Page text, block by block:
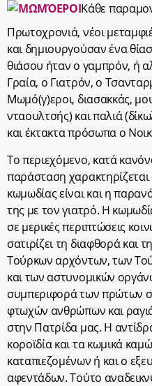
Κάθε
Πρωτοχρονιά, νέοι
και δημιουργούσαν ένα
θιάσου ήταν ο γαμπρόν, ή
Γραία, ο Γιατρόν, ο
Μωμό(γ)εροι, διασακκάς,
νταουλτσής) και παλιά
και έκτακτα πρόσωπα ο
Το περιεχόμενο, κατά
παράσταση
κωμωδίας είναι και η
της με τον γιατρό. Η
σε μερικές περιπτώσεις
σατιρίζει τη διαφθορά και
Τούρκων αρχόντων, των
και των αστυνομικών
συμπεριφορά των πρώτων
φτωχών ανθρώπων και
στην Πατρίδα μας. Η
κοροϊδία και τα κωμικά
καταπιεζομένων ή και ο
αφεντάδων. Τούτο